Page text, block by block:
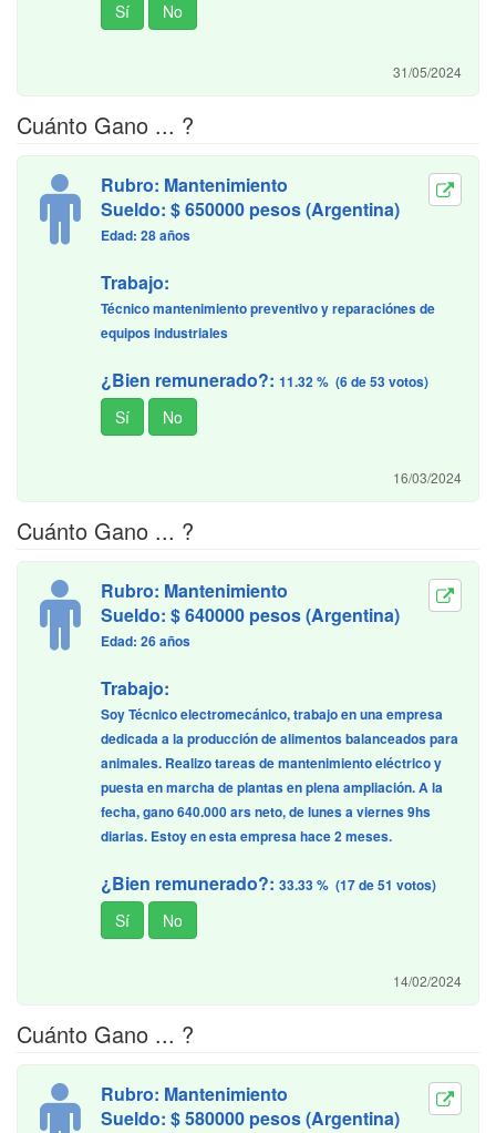
31/05/2024
Cuánto Gano ... ?
Rubro: Mantenimiento
Sueldo: $ 650000 pesos (Argentina)
Edad: 28 años
Trabajo:
Técnico mantenimiento preventivo y reparaciónes de
equipos industriales
¿Bien remunerado?: 11.32 % (6 de 53 votos)
16/03/2024
Cuánto Gano ... ?
Rubro: Mantenimiento
Sueldo: $ 640000 pesos (Argentina)
Edad: 26 años
Trabajo:
Soy Técnico electromecánico, trabajo en una empresa
dedicada a la producción de alimentos balanceados para
animales. Realizo tareas de mantenimiento eléctrico y
puesta en marcha de plantas en plena ampliación. A la
fecha, gano 640.000 ars neto, de lunes a viernes 9hs
diarias. Estoy en esta empresa hace 2 meses.
¿Bien remunerado?: 33.33 % (17 de 51 votos)
14/02/2024
Cuánto Gano ... ?
Rubro: Mantenimiento
Sueldo: $ 580000 pesos (Argentina)